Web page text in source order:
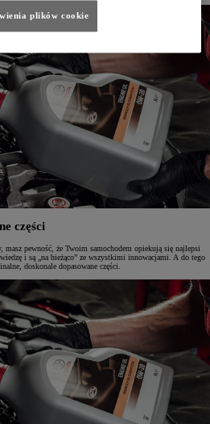
części
pewność, że Twoim samochodem opiekują się najlepsi
i są „na bieżąco” ze wszystkimi innowacjami. A do tego
doskonale dopasowane części.
plików cookie